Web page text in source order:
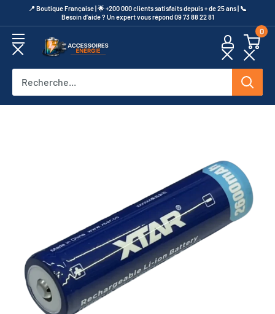
au
contenu
​📍​ Boutique Française | 🌟 +200 000 clients satisfaits depuis + de 25 ans | 📞​
Besoin d’aide ? Un expert vous répond 09 73 88 22 81
Accessoires
0